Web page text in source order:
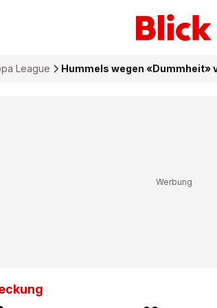
League Hummels wegen «Dummheit»